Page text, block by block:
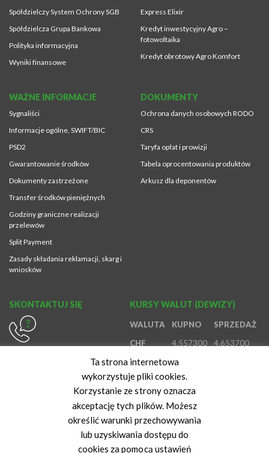
Spółdzielczy System Ochrony SGB
Spółdzielcza Grupa Bankowa
Polityka informacyjna
Wyniki finansowe
Express Elixir
Kredyt inwestycyjny Agro –
fotowoltaika
Kredyt obrotowy Agro Komfort
WAŻNE INFORMACJE
Sygnaliści
Informacje ogólne, SWIFT/BIC
PSD2
Gwarantowanie środków
Dokumenty zastrzeżone
Transfer środków pieniężnych
Godziny graniczne realizacji
przelewów
Split Payment
Zasady składania reklamacji, skarg i
wniosków
DOKUMENTY
Ochrona danych osobowych RODO
CRS
Taryfa opłat i prowizji
Tabela oprocentowania produktów
Arkusz dla deponentów
KURSY WALUT (DEWIZY)
WALUTA KUPNO
SPRZEDAŻ
CHF
4,557300
4,653700
EUR
4,186200
GBP
4,892400
Kurs z dnia: 05-08-2026 07:03:22
SKONTAKTUJ SIĘ
Ta strona internetowa
wykorzystuje pliki cookies.
Korzystanie ze strony oznacza
akceptację tych plików. Możesz
określić warunki przechowywania
lub uzyskiwania dostępu do
cookies za pomocą ustawień